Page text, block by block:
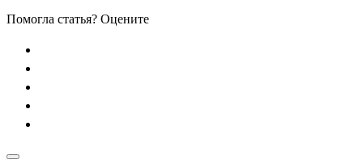
Помогла статья? Оцените